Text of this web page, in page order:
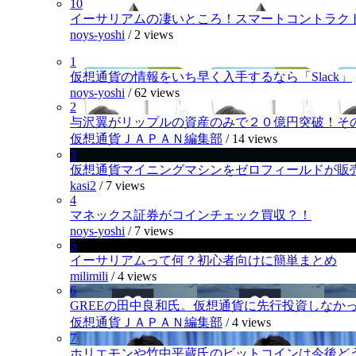
10
イーサリアムの凄いところ！スマートコントラク
noys-yoshi / 2 views
1
仮想通貨の情報をいち早く入手するなら「Slack」
noys-yoshi /62 views
2
与沢翼がリップルの資産のみで２０億円突破！そ
仮想通貨ＪＡＰＡＮ編集部 / 14 views
3
仮想通貨マイニングマシンをゼロフィールドが販
kasi2 / 7 views
4
マネックス証券がコインチェック買収？！
noys-yoshi / 7 views
5
イーサリアムって何？初心者向けに簡単まとめ
milimili /4 views
6
GREEの田中良和氏。仮想通貨に先行投資しなか
仮想通貨ＪＡＰＡＮ編集部 /4 views
7
ホリエモンや竹中平蔵氏のビットコインは今後ど